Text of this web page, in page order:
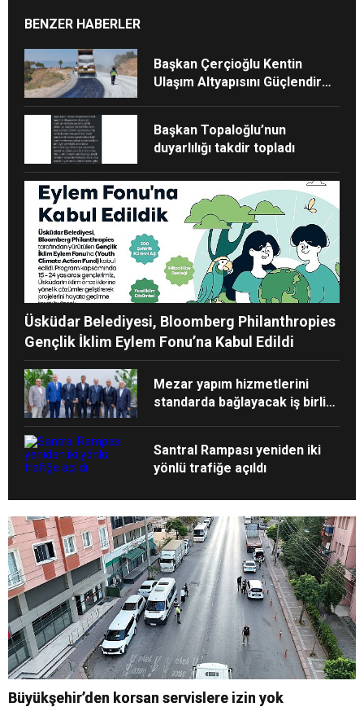
BENZER HABERLER
Başkan Çerçioğlu Kentin
Ulaşım Altyapısını Güçlendiren
Başkan Topaloğlu’nun
duyarlılığı takdir topladı
Üsküdar Belediyesi, Bloomberg Philanthropies
Gençlik İklim Eylem Fonu’na Kabul Edildi
Mezar yapım hizmetlerini
standarda bağlayacak iş birliği
Santral Rampası yeniden iki
yönlü trafiğe açıldı
Büyükşehir’den korsan servislere izin yok